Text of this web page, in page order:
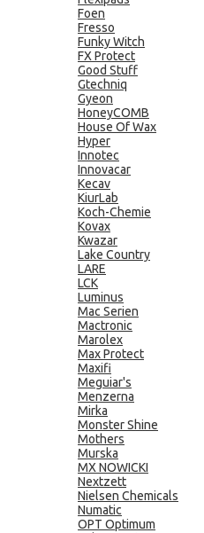
Foen
Fresso
Funky Witch
FX Protect
Good Stuff
Gtechniq
Gyeon
HoneyCOMB
House Of Wax
Hyper
Innotec
Innovacar
Kecav
KiurLab
Koch-Chemie
Kovax
Kwazar
Lake Country
LARE
LCK
Luminus
Mac Serien
Mactronic
Marolex
Max Protect
Maxifi
Meguiar's
Menzerna
Mirka
Monster Shine
Mothers
Murska
MX NOWICKI
Nextzett
Nielsen Chemicals
Numatic
OPT Optimum